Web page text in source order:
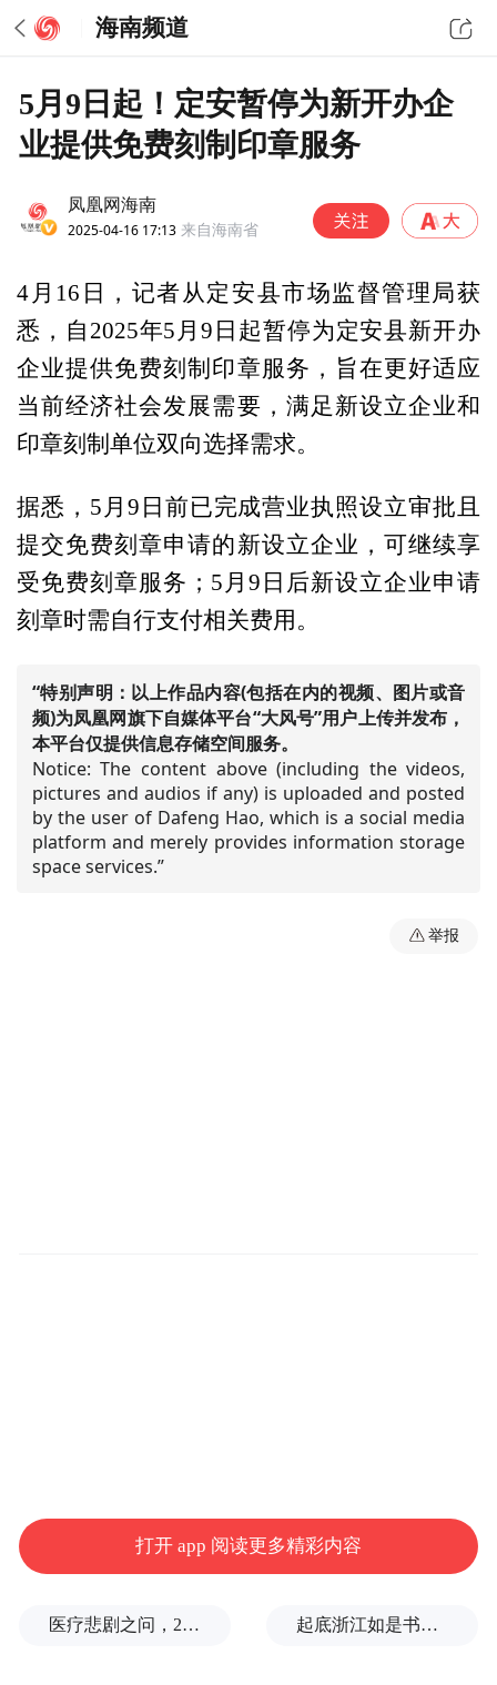
海南频道
5月9日起！定安暂停为新开办企
业提供免费刻制印章服务
凤凰网海南
2025-04-16 17:13 来自海南省
4月16日，记者从定安县市场监督管理局获
悉，自2025年5月9日起暂停为定安县新开办
企业提供免费刻制印章服务，旨在更好适应
当前经济社会发展需要，满足新设立企业和
印章刻制单位双向选择需求。
据悉，5月9日前已完成营业执照设立审批且
提交免费刻章申请的新设立企业，可继续享
受免费刻章服务；5月9日后新设立企业申请
刻章时需自行支付相关费用。
“特别声明：以上作品内容(包括在内的视频、图片或音
频)为凤凰网旗下自媒体平台“大风号”用户上传并发布，
本平台仅提供信息存储空间服务。
Notice: The content above (including the videos,
pictures and audios if any) is uploaded and posted
by the user of Dafeng Hao, which is a social media
platform and merely provides information storage
space services.”
举报
打开 app 阅读更多精彩内容
医疗悲剧之问，2岁半患儿身亡，医生获刑一年 起底浙江如是书院：导师为传销头目，用歪理给家长洗脑，多位学员称遭殴打